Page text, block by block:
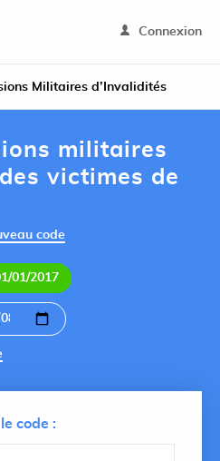
Connexion
Militaires d’Invalidités
militaires
victimes de
code
01/2017
code :